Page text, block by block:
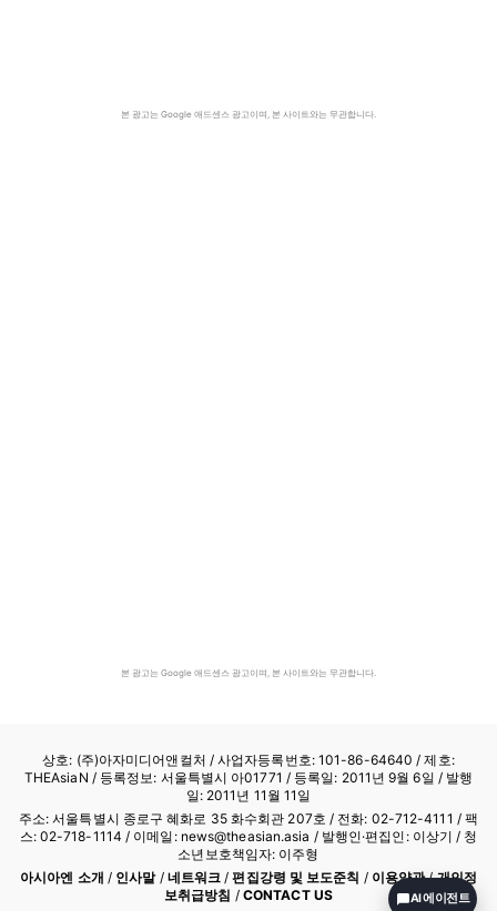
본 광고는 Google 애드센스 광고이며, 본 사이트와는 무관합니다.
본 광고는 Google 애드센스 광고이며, 본 사이트와는 무관합니다.
상호: (주)아자미디어앤컬처 /사업자등록번호: 101-86-64640 / 제호:
THEAsiaN / 등록정보: 서울특별시 아01771 / 등록일: 2011년 9월 6일 / 발행
일: 2011년 11월 11일
주소: 서울특별시 종로구 혜화로 35 화수회관 207호 / 전화: 02-712-4111 / 팩
스: 02-718-1114 / 이메일: news@theasian.asia / 발행인·편집인: 이상기 / 청
소년보호책임자: 이주형
아시아엔 소개 / 인사말/ 네트워크 /편집강령 및 보도준칙 / 이용약관/개인정
보취급방침 / CONTACT US
AI 에이전트